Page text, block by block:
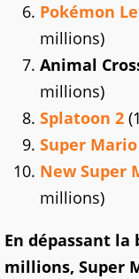
Pokémon
millions)
Animal
millions)
Splatoon 2
Super
New Super
millions)
En dépassant la
millions, Super